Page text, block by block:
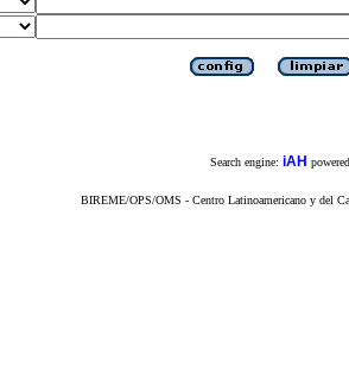
Search engine: iAH
BIREME/OPS/OMS - Centro Latinoamericano y del